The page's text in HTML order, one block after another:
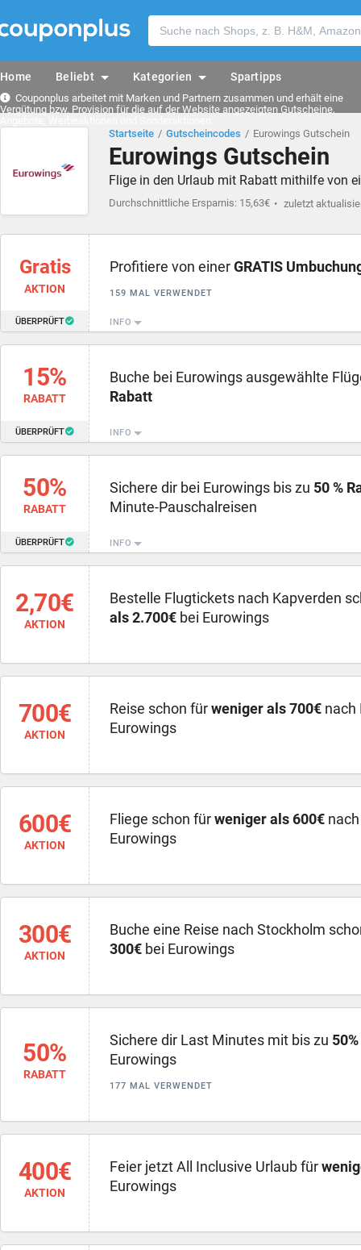
Home Beliebt Kategorien Spartipps
Couponplus arbeitet mit Marken und Partnern zusammen und erhält eine
Vergütung bzw. Provision für die auf der Website angezeigten Gutscheine,
Startseite
Gutscheincodes Eurowings Gutschein
Eurowings Gutschein
Flige in den Urlaub mit Rabatt mithilfe von
Durchschnittliche Ersparnis: 15,63€ zuletzt
Gratis
AKTION
ÜBERPRÜFT
Profitiere von einerGRATIS
159 MAL VERWENDET
INFO
15%
RABATT
ÜBERPRÜFT
Buche bei Eurowings ausgewählte
Rabatt
INFO
50%
RABATT
ÜBERPRÜFT
Sichere dir bei Eurowings bis zu 50 %
Minute-Pauschalreisen
INFO
2,70€
AKTION
Bestelle Flugtickets nach Kapverden
als 2.700€ bei Eurowings
700€
AKTION
Reise schon fürweniger als 700€ nach
Eurowings
600€
AKTION
Fliege schon fürweniger als 600€
Eurowings
300€
AKTION
Buche eine Reise nach Stockholm
300€ bei Eurowings
50%
RABATT
Sichere dir Last Minutes mit bis zu
Eurowings
177 MAL VERWENDET
400€
AKTION
Feier jetzt All Inclusive Urlaub für
Eurowings